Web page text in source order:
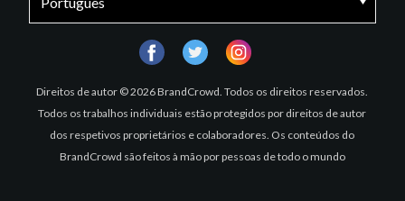
Direitos de autor © 2026 BrandCrowd. Todos os direitos reservados.
Todos os trabalhos individuais estão protegidos por direitos de autor
dos respetivos proprietários e colaboradores. Os conteúdos do
BrandCrowd são feitos à mão por pessoas de todo o mundo
facebooktwitter instagram